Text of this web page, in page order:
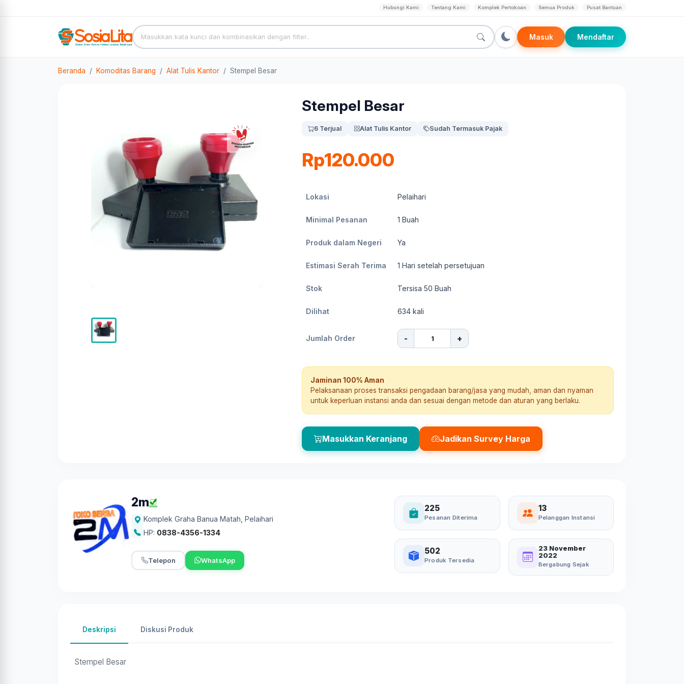
Hubungi Kami Tentang Kami Komplek Pertokoan Semua Produk Pusat Bantuan
Masuk Mendaftar
Beranda Komoditas Barang Alat Tulis Kantor Stempel Besar
Stempel Besar
6 Terjual Alat Tulis Kantor Sudah Termasuk Pajak
Rp120.000
Lokasi Pelaihari
Minimal Pesanan 1 Buah
Produk dalam Negeri Ya
Estimasi Serah Terima 1 Hari setelah persetujuan
Stok Tersisa 50 Buah
Dilihat 634 kali
Jumlah Order - +
Jaminan 100% Aman
Pelaksanaan proses transaksi pengadaan barang/jasa yang mudah, aman dan nyaman
untuk keperluan instansi anda dan sesuai dengan metode dan aturan yang berlaku.
Masukkan Keranjang Jadikan Survey Harga
2m
Komplek Graha Banua Matah Pelaihari
HP: 0838-4356-1334
Telepon WhatsApp
225
Pesanan Diterima
13
Pelanggan Instansi
502
Produk Tersedia
23 November
2022
Bergabung Sejak
Deskripsi Diskusi Produk
Stempel Besar